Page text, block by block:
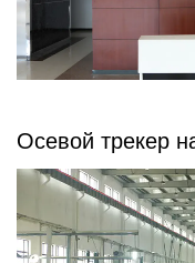
Осевой трекер